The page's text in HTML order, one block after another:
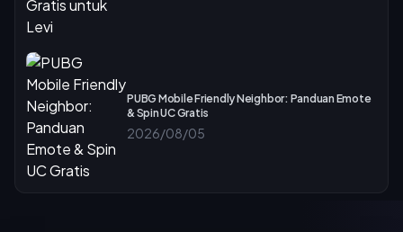
PUBG Mobile Friendly Neighbor: Panduan Emote
& Spin UC Gratis
2026/08/05